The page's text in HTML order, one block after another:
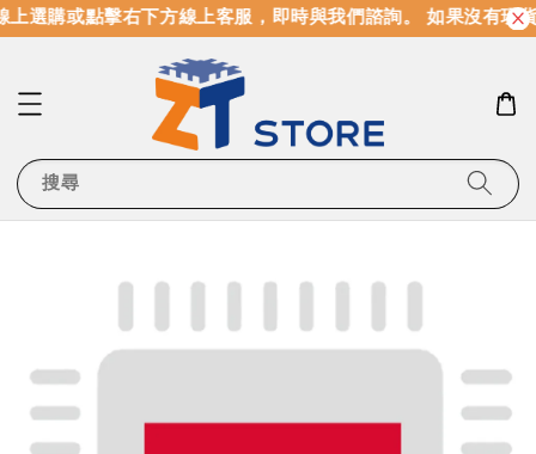
選購或點擊右下方線上客服，即時與我們諮詢。 如果沒有現
搜尋